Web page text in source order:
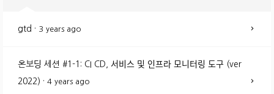
gtd · 3 years ago
온보딩 세션 #1-1: CI CD, 서비스 및 인프라 모니터링 도구 (ver
2022) · 4 years ago